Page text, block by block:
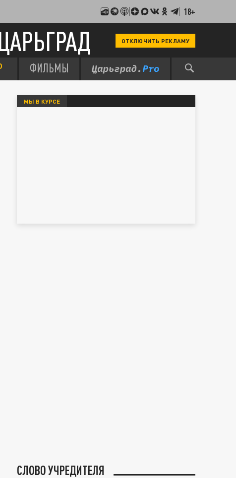
18+
ОТКЛЮЧИТЬ РЕКЛАМУ
ФИЛЬМЫ
МЫ В КУРСЕ
СЛОВО УЧРЕДИТЕЛЯ